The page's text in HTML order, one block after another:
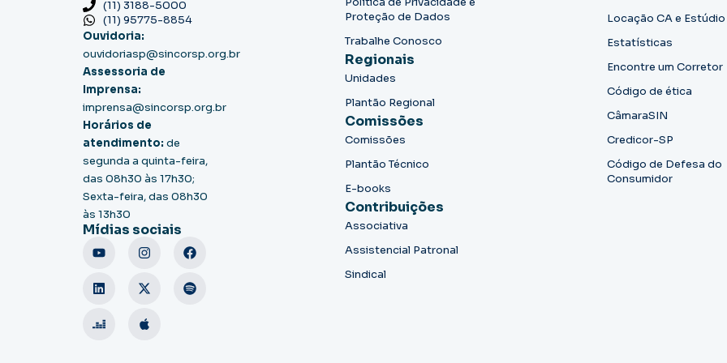
(11) 3188-5000
(11) 95775-8854
Ouvidoria:
ouvidoriasp@sincorsp.org.br
Assessoria de
Imprensa:
imprensa@sincorsp.org.br
Horários de
atendimento: de
segunda a quinta-feira,
das 08h30 às 17h30;
Sexta-feira, das 08h30
às 13h30
Mídias sociais
Proteção de Dados
Trabalhe Conosco
Regionais
Unidades
Plantão Regional
Comissões
Comissões
Plantão Técnico
E-books
Contribuições
Associativa
Assistencial Patronal
Sindical
Locação CA e Estúdio
Estatísticas
Encontre um Corretor
Código de ética
CâmaraSIN
Credicor-SP
Código de Defesa do
Consumidor